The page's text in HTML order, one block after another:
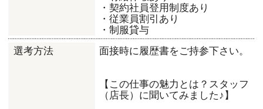
・契約社員登用制度あり
・従業員割引あり
・制服貸与
選考方法
面接時に履歴書をご持参下さい。
【この仕事の魅力とは？スタッフ
（店長）に聞いてみました♪】